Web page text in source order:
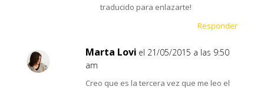
traducido para enlazarte!
Responder
Marta Lovi el 21/05/2015 a las 9:50
am
Creo que es la tercera vez que me leo el